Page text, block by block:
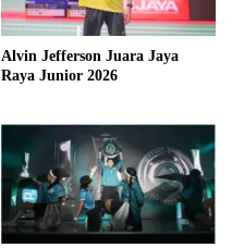
Alvin Jefferson Juara Jaya
Raya Junior 2026